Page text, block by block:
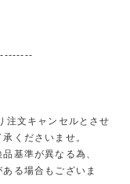
注文キャンセルとさせ
くださいませ。
基準が異なる為、
る場合もございま